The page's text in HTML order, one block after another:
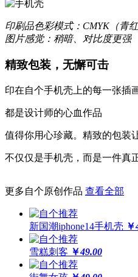
数次改良模具，实现裸机般纤
更保护
更还原
全球领先喷绘工艺，100%高
64位高保真色彩，画面高度还
印刷品色彩模式：CMYK（青红
图片感觉：稍暗、对比度更强
精致包装，无懈可击
印在自个手机壳上的每一张插
都是设计师的心血作品
值得你用心珍藏。精致的包装
不仅仅是手机壳，而是一件真
更多自个原创作品 查看全部
新国潮iphone14手机壳 ￥
雪糕刺客 ￥49.00